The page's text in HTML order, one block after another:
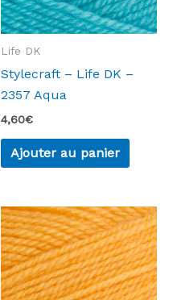
Life DK
Stylecraft – Life DK –
2357 Aqua
4,60€
Ajouter au panier